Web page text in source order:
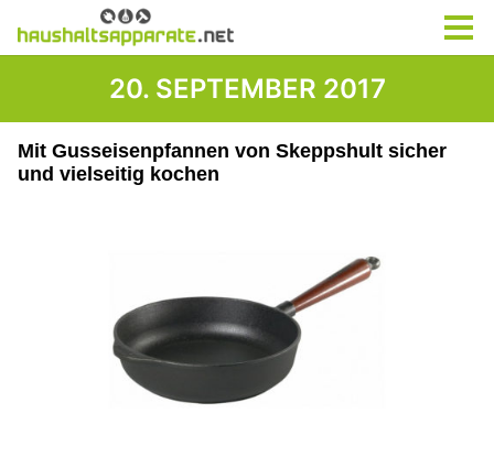
20. SEPTEMBER 2017
Mit Gusseisenpfannen von Skeppshult sicher
und vielseitig kochen